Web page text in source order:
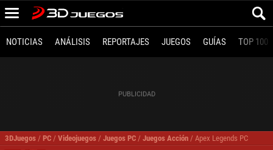
NOTICIAS ANÁLISIS REPORTAJES JUEGOS GUÍAS TOP 100
3DJuegos / PC / Videojuegos / Juegos PC / Juegos Acción / Apex Legends PC